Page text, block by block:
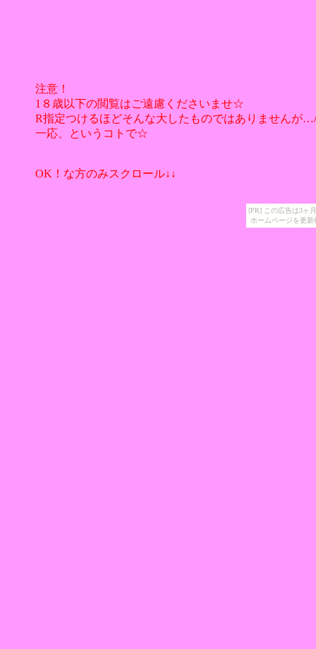
[PR] この広告は3ヶ
ホームページを更
注意！
1８歳以下の閲覧はご遠慮くださいませ☆
R指定つけるほどそんな大したものではありませんが
一応、というコトで☆
OK！な方のみスクロール↓↓